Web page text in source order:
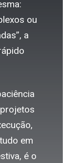
ou
a
em
é o